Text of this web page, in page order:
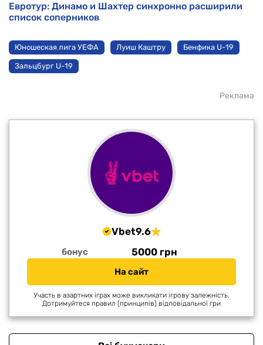
Евротур: Динамо и Шахтер синхронно расширили
список соперников
Юношеская лига УЕФА Луиш Каштру Бенфика U-19
Зальцбург U-19
Реклама
Vbet9.6
бонус 5000 грн
На сайт
Участь в азартних іграх може викликати ігрову залежність.
Дотримуйтеся правил (принципів) відповідальної гри